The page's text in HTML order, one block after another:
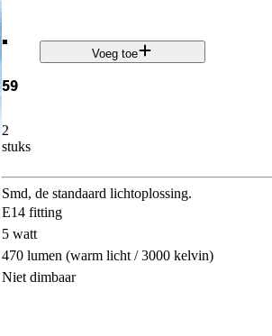
.
59
2
stuks
Voeg toe
Smd, de standaard lichtoplossing.
E14 fitting
5 watt
470 lumen (warm licht / 3000 kelvin)
Niet dimbaar